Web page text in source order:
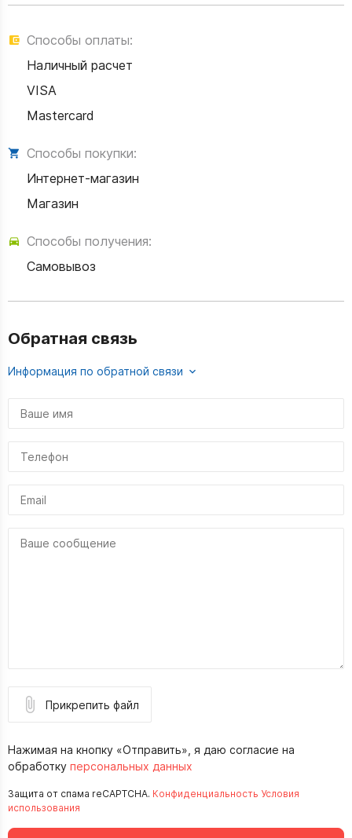
Способы оплаты:
Наличный расчет
VISA
Mastercard
Способы покупки:
Интернет-магазин
Магазин
Способы получения:
Самовывоз
Обратная связь
Информация по обратной связи
Прикрепить файл
Нажимая на кнопку «Отправить», я даю согласие на
обработку персональных данных
Защита от спама reCAPTCHA. Конфиденциальность Условия
использования